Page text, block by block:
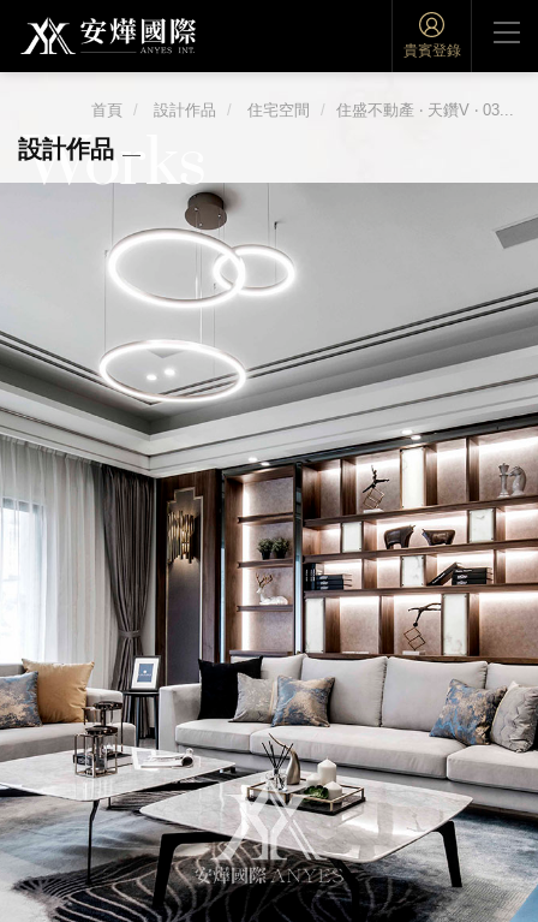
貴賓登錄
Works
設計作品
首頁 設計作品 住宅空間 住盛不動產 ‧ 天鑽V ‧ 03...